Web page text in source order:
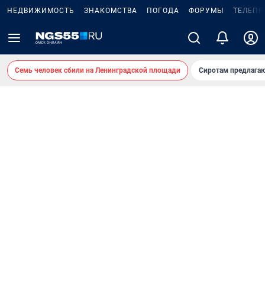
НЕДВИЖИМОСТЬ ЗНАКОМСТВА ПОГОДА ФОРУМЫ
Семь человек сбили на Ленинградской площади Сиротам